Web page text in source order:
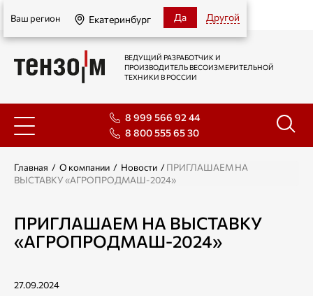
Екатеринбург
Ваш регион Екатеринбург Да Другой
ВЕДУЩИЙ РАЗРАБОТЧИК И
ПРОИЗВОДИТЕЛЬ ВЕСОИЗМЕРИТЕЛЬНОЙ
ТЕХНИКИ В РОССИИ
8 999 566 92 44
8 800 555 65 30
Главная / О компании / Новости /ПРИГЛАШАЕМ НА
ВЫСТАВКУ «АГРОПРОДМАШ-2024»
ПРИГЛАШАЕМ НА ВЫСТАВКУ
«АГРОПРОДМАШ-2024»
27.09.2024